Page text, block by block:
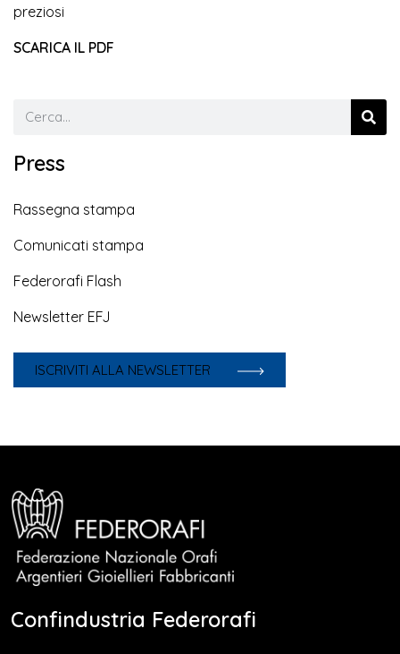
preziosi
SCARICA IL PDF
Press
Rassegna stampa
Comunicati stampa
Federorafi Flash
Newsletter EFJ
ISCRIVITI ALLA NEWSLETTER
Confindustria Federorafi